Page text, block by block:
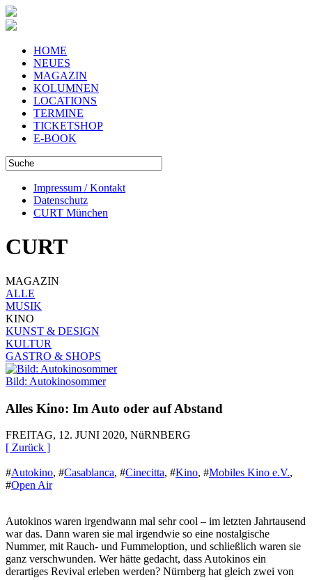
HOME
NEUES
MAGAZIN
KOLUMNEN
LOCATIONS
TERMINE
TICKETSHOP
E-BOOK
Impressum / Kontakt
Datenschutz
CURT München
CURT
MAGAZIN
ALLE
MUSIK
KINO
KUNST & DESIGN
KULTUR
GASTRO & SHOPS
Bild: Autokinosommer
Alles Kino: Im Auto oder auf Abstand
FREITAG, 12. JUNI 2020, NüRNBERG
[ Zurück ]
#Autokino, #Casablanca, #Cinecitta, #Kino, #Mobiles Kino e.V.,
#Open Air
Autokinos waren irgendwann mal sehr cool – im letzten Jahrtausend
war das. Dann waren sie mal irgendwie so eine nostalgische
Nummer, mit Rauch- und Fummeloption, und schließlich waren sie
ganz verschwunden. Wer hätte gedacht, dass Autokinos ein
derartiges Revival erleben werden? Nürnberg hat gleich zwei von